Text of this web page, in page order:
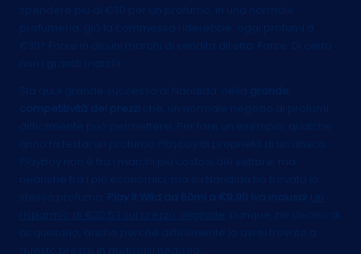
spendere più di €30 per un profumo, in una normale
profumeria, già la commessa riderebbe: oggi profumi a
€30? Forse in alcuni marchi di vendita diretta. Forse. Di certo
non i grandi marchi.
Sta qui il grande successo di Nandida: nella
grande
competitività dei prezzi
che, un normale negozio di profumi,
difficilmente può permettersi. Per fare un esempio, qualche
anno fa testai un profumo
di proprietà di un’amica.
Playboy non è tra i marchi più costosi del settore, ma
neanche tra i più economici, ma su Nandida ho trovato lo
stesso profumo,
Play It Wild da 60ml a €9,90 iva inclusa
Un
risparmio di €20,53 sul prezzo originale
. Dunque, ho deciso di
acquistarlo, anche perchè difficilmente lo avrei trovato a
questo prezzo in qualsiasi negozio.